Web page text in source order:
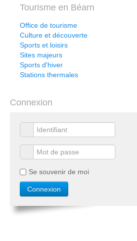
Tourisme en Béarn
Office de tourisme
Culture et découverte
Sports et loisirs
Sites majeurs
Sports d'hiver
Stations thermales
Connexion
Se souvenir de moi